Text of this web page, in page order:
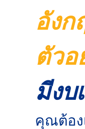
อังก
ตัวอ
มีงบ
คุณต้อง